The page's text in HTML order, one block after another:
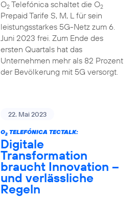
O2Telefónica schaltet die O2
Prepaid Tarife S, M, L für sein
leistungsstarkes 5G-Netz zum 6.
Juni 2023 frei. Zum Ende des
ersten Quartals hat das
Unternehmen mehr als 82 Prozent
der Bevölkerung mit 5G versorgt.
22. Mai 2023
O2TELEFÓNICA TECTALK:
Digitale
Transformation
braucht Innovation –
und verlässliche
Regeln